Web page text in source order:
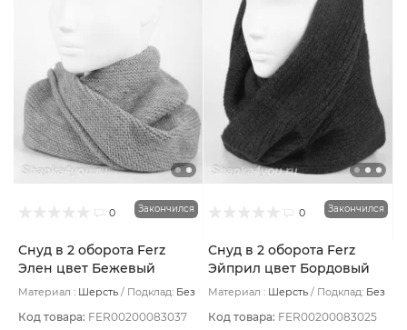
0 Закончился
Снуд в 2 оборота Ferz
Элен цвет Бежевый
тёмный
Материал : Шерсть Подклад: Без
Код товара: FER00200083037
0 Закончился
Снуд в 2 оборота Ferz
Эйприл цвет Бордовый
Материал : Шерсть Подклад: Без
Код товара: FER00200083025